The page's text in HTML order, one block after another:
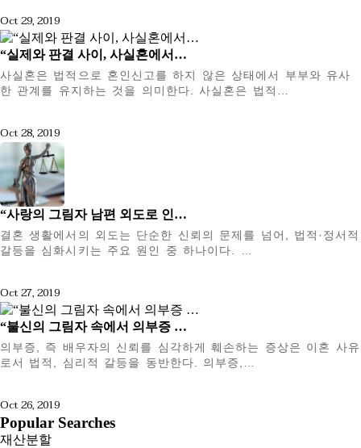
Oct 29, 2019
“실제와 판결 사이, 사실혼에서…
사실혼은 법적으로 혼인신고를 하지 않은 상태에서 부부와 유사
한 관계를 유지하는 것을 의미한다. 사실혼은 법적…
Oct 28, 2019
“사랑의 그림자 남편 외도로 인…
결혼 생활에서의 외도는 단순한 신뢰의 문제를 넘어, 법적·정서적
갈등을 심화시키는 주요 원인 중 하나이다. …
Oct 27, 2019
“불신의 그림자 속에서 의부증 …
의부증, 즉 배우자의 신뢰를 심각하게 훼손하는 증상은 이혼 사유
로서 법적, 심리적 갈등을 동반한다. 의부증,…
Oct 26, 2019
Popular Searches
재산분할